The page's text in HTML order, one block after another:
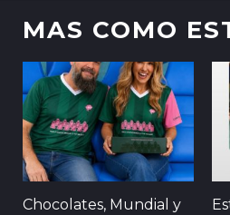
MAS COMO
Chocolates, Mundial y